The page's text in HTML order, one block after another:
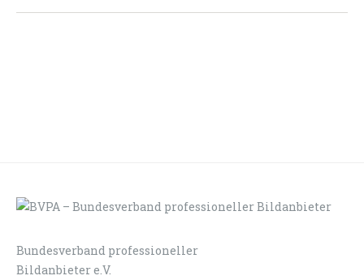
Bundesverband professioneller
Bildanbieter e.V.